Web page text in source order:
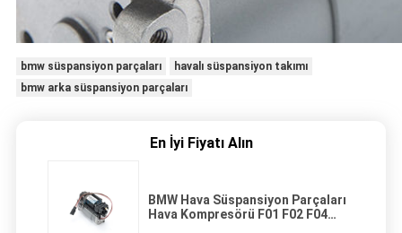
bmw süspansiyon parçaları
havalı süspansiyon takımı
bmw arka süspansiyon parçaları
En İyi Fiyatı Alın
BMW Hava Süspansiyon Parçaları
Hava Kompresörü F01 F02 F04